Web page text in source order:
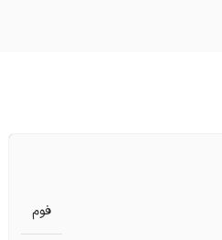
فوم